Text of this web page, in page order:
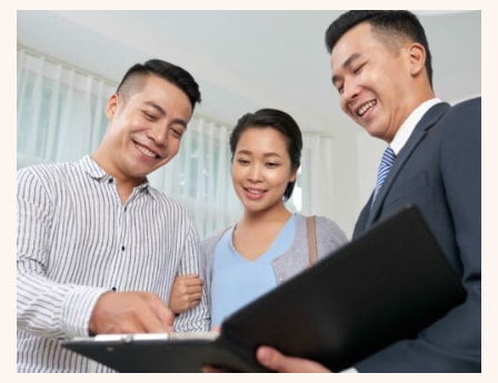
博客
一宗赔偿3万加元的真实案例：房东千万别
忽视租客的无障碍需求